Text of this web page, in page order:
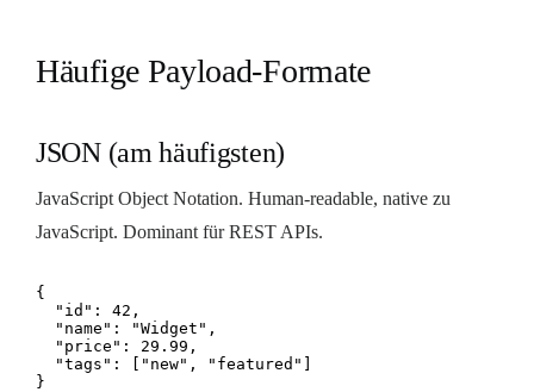
Häufige Payload-Formate
JSON (am häufigsten)
JavaScript Object Notation. Human-readable, native zu
JavaScript. Dominant für REST APIs.
{
  "id": 42,
  "name": "Widget",
  "price": 29.99,
  "tags": ["new", "featured"]
}